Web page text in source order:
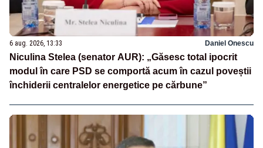
6 aug. 2026, 13:33 Daniel Onescu
Niculina Stelea (senator AUR): „Găsesc total ipocrit
modul în care PSD se comportă acum în cazul poveștii
închiderii centralelor energetice pe cărbune”